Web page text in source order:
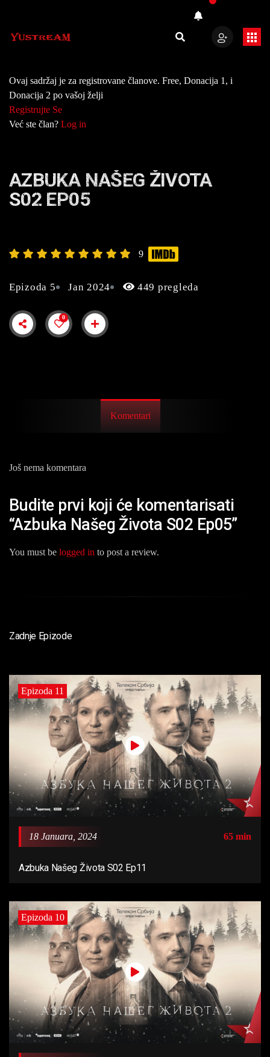
Ovaj sadržaj je za registrovane članove. Free, Donacija 1, i
Donacija 2 po vašoj želji
Registrujte Se
Već ste član? Log in
AZBUKA NAŠEG ŽIVOTA
S02 EP05
9
Epizoda 5 Jan 2024 449 pregleda
0
Komentari
Još nema komentara
Budite prvi koji će komentarisati
“Azbuka Našeg Života S02 Ep05”
You must be logged in to post a review.
Zadnje Epizode
Epizoda 11
18 Januara, 2024 65 min
Azbuka Našeg Života S02 Ep11
Epizoda 10